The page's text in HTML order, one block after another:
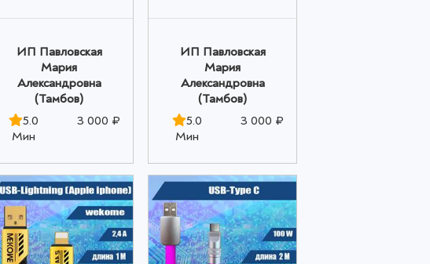
ИП Павловская
Мария
Александровна
(Тамбов)
5.0
Мин
3 000 ₽
ИП Павловская
Мария
Александровна
(Тамбов)
5.0
Мин
3 000 ₽